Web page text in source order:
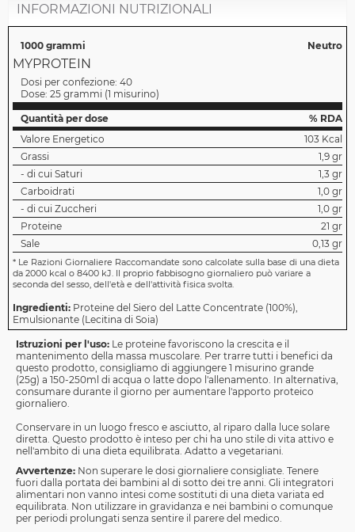
INFORMAZIONI NUTRIZIONALI
1000 grammi Neutro
MYPROTEIN
Dosi per confezione: 40
Dose: 25 grammi (1 misurino)
Quantità per dose
% RDA
Valore Energetico
103 Kcal
Grassi
1,9 gr
- di cui Saturi
1,3 gr
Carboidrati
1,0 gr
- di cui Zuccheri
1,0 gr
Proteine
21 gr
Sale
0,13 gr
* Le Razioni Giornaliere Raccomandate sono calcolate sulla base di una dieta
da 2000 kcal o 8400 kJ. Il proprio fabbisogno giornaliero può variare a
seconda del sesso, dell'età e dell'attività fisica svolta.
Ingredienti: Proteine del Siero del Latte Concentrate (100%),
Emulsionante (Lecitina di Soia)
Istruzioni per l'uso: Le proteine favoriscono la crescita e il
mantenimento della massa muscolare. Per trarre tutti i benefici da
questo prodotto, consigliamo di aggiungere 1 misurino grande
(25g) a 150-250ml di acqua o latte dopo l'allenamento. In alternativa,
consumare durante il giorno per aumentare l'apporto proteico
giornaliero.
Conservare in un luogo fresco e asciutto, al riparo dalla luce solare
diretta. Questo prodotto è inteso per chi ha uno stile di vita attivo e
nell'ambito di una dieta equilibrata. Adatto a vegetariani.
Avvertenze: Non superare le dosi giornaliere consigliate. Tenere
fuori dalla portata dei bambini al di sotto dei tre anni. Gli integratori
alimentari non vanno intesi come sostituti di una dieta variata ed
equilibrata. Non utilizzare in gravidanza e nei bambini o comunque
per periodi prolungati senza sentire il parere del medico.